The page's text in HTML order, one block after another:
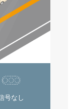
号なし